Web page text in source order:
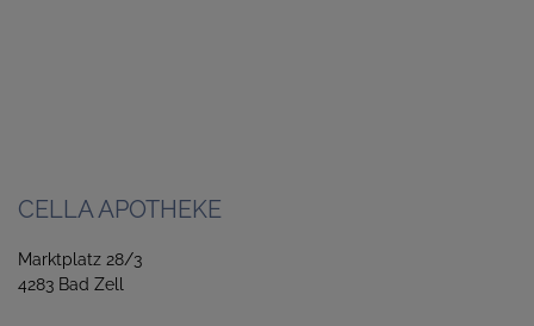
CELLA APOTHEKE
Marktplatz 28/3
4283 Bad Zell